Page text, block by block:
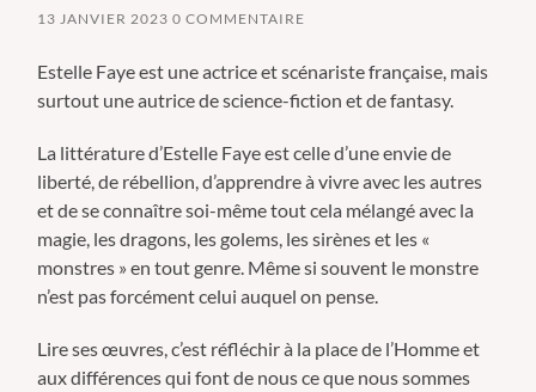
13 JANVIER 2023 0 COMMENTAIRE
Estelle Faye est une actrice et scénariste française, mais
surtout une autrice de science-fiction et de fantasy.
La littérature d’Estelle Faye est celle d’une envie de
liberté, de rébellion, d’apprendre à vivre avec les autres
et de se connaître soi-même tout cela mélangé avec la
magie, les dragons, les golems, les sirènes et les «
monstres » en tout genre. Même si souvent le monstre
n’est pas forcément celui auquel on pense.
Lire ses œuvres, c’est réfléchir à la place de l’Homme et
aux différences qui font de nous ce que nous sommes